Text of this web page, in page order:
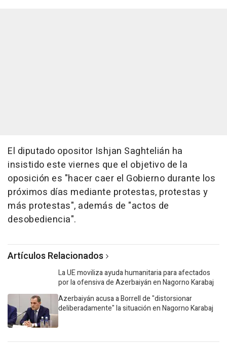
El diputado opositor Ishjan Saghtelián ha
insistido este viernes que el objetivo de la
oposición es "hacer caer el Gobierno durante los
próximos días mediante protestas, protestas y
más protestas", además de "actos de
desobediencia".
Artículos Relacionados
La UE moviliza ayuda humanitaria para afectados
por la ofensiva de Azerbaiyán en Nagorno Karabaj
Azerbaiyán acusa a Borrell de "distorsionar
deliberadamente" la situación en Nagorno Karabaj